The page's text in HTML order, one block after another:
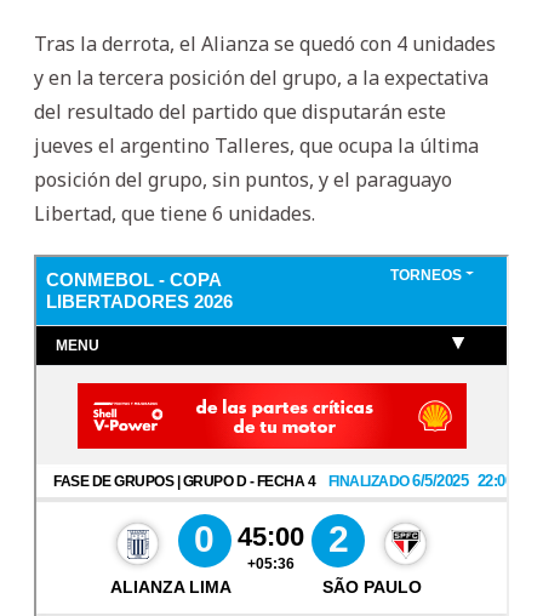
Tras la derrota, el Alianza se quedó con 4 unidades
y en la tercera posición del grupo, a la expectativa
del resultado del partido que disputarán este
jueves el argentino Talleres, que ocupa la última
posición del grupo, sin puntos, y el paraguayo
Libertad, que tiene 6 unidades.